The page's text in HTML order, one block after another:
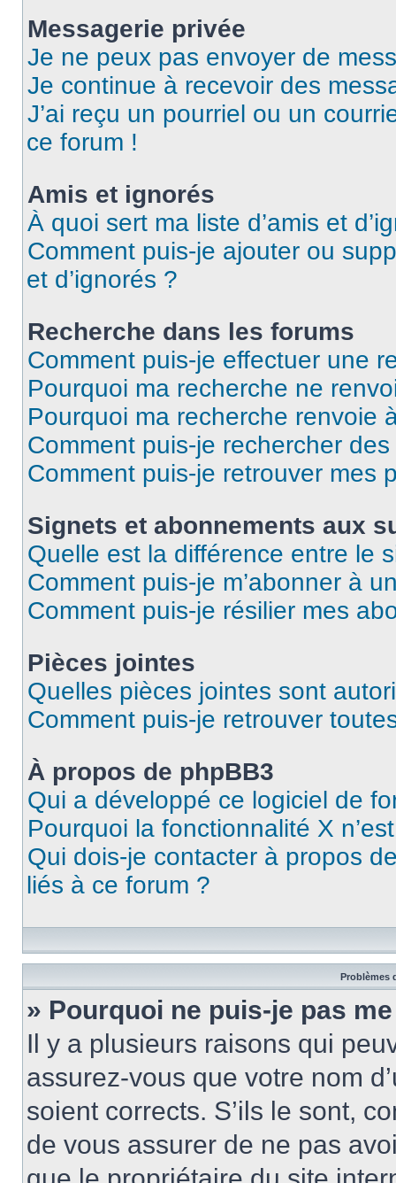
Messagerie privée
Je ne peux pas envoyer de
Je continue à recevoir des
J’ai reçu un pourriel ou un
ce forum !
Amis et ignorés
À quoi sert ma liste d’amis et
Comment puis-je ajouter ou
et d’ignorés ?
Recherche dans les forums
Comment puis-je effectuer une
Pourquoi ma recherche ne
Pourquoi ma recherche renvoie
Comment puis-je rechercher
Comment puis-je retrouver mes
Signets et abonnements aux
Quelle est la différence entre le
Comment puis-je m’abonner à
Comment puis-je résilier mes
Pièces jointes
Quelles pièces jointes sont
Comment puis-je retrouver
À propos de phpBB3
Qui a développé ce logiciel de
Pourquoi la fonctionnalité X
Qui dois-je contacter à propos
liés à ce forum ?
Problèmes
» Pourquoi ne puis-je pas
Il y a plusieurs raisons qui
assurez-vous que votre nom
soient corrects. S’ils le sont,
de vous assurer de ne pas